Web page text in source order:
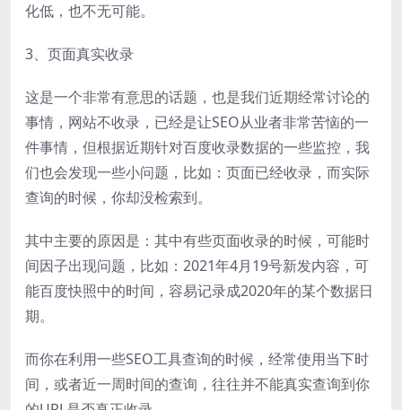
化低，也不无可能。
3、页面真实收录
这是一个非常有意思的话题，也是我们近期经常讨论的
事情，网站不收录，已经是让SEO从业者非常苦恼的一
件事情，但根据近期针对百度收录数据的一些监控，我
们也会发现一些小问题，比如：页面已经收录，而实际
查询的时候，你却没检索到。
其中主要的原因是：其中有些页面收录的时候，可能时
间因子出现问题，比如：2021年4月19号新发内容，可
能百度快照中的时间，容易记录成2020年的某个数据日
期。
而你在利用一些SEO工具查询的时候，经常使用当下时
间，或者近一周时间的查询，往往并不能真实查询到你